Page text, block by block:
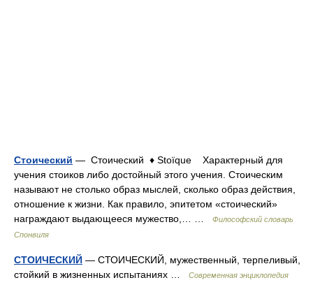
Стоический — Стоический ♦ Stoïque Характерный для
учения стоиков либо достойный этого учения. Стоическим
называют не столько образ мыслей, сколько образ действия,
отношение к жизни. Как правило, эпитетом «стоический»
награждают выдающееся мужество,… …
Философский словарь
Спонвиля
СТОИЧЕСКИЙ — СТОИЧЕСКИЙ, мужественный, терпеливый,
стойкий в жизненных испытаниях …
Современная энциклопедия